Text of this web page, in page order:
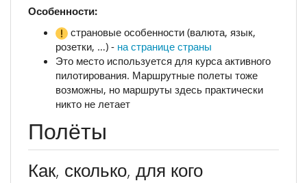
Особенности:
страновые особенности (валюта, язык,
розетки, …) - на странице страны
Это место используется для курса активного
пилотирования. Маршрутные полеты тоже
возможны, но маршруты здесь практически
никто не летает
Полёты
Как, сколько, для кого